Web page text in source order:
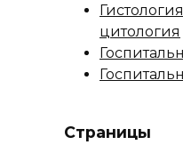
цитология
Страницы